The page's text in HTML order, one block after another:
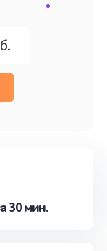
30 мин.